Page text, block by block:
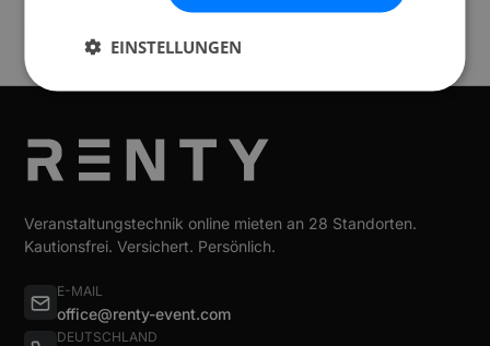
Veranstaltungstechnik online mieten an 28 Standorten.
Kautionsfrei. Versichert. Persönlich.
E-MAIL
office@renty-event.com
DEUTSCHLAND
EINSTELLUNGEN